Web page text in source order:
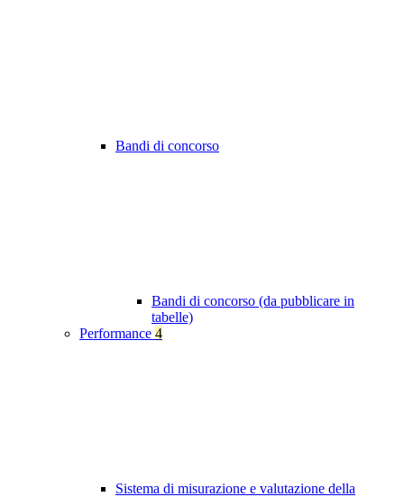
Bandi di concorso
Bandi di concorso (da pubblicare in
tabelle)
Performance 4
Sistema di misurazione e valutazione della